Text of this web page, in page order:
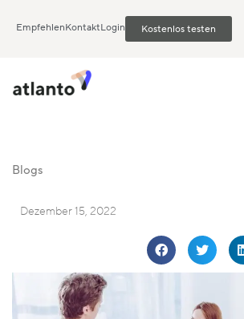
EmpfehlenKontaktLogin Kostenlos testen
Blogs
Dezember 15, 2022